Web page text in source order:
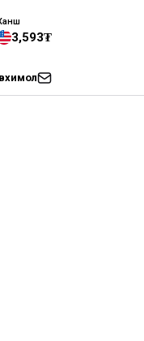
3,593₮